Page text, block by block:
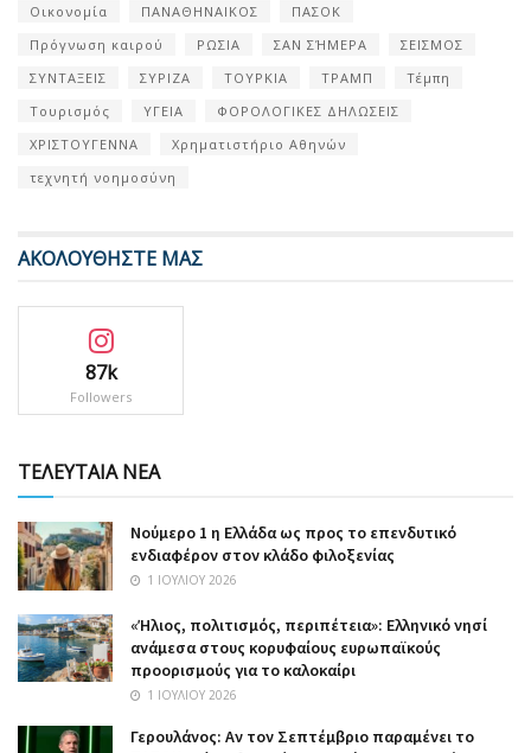
Οικονομία
ΠΑΝΑΘΗΝΑΙΚΟΣ
ΠΑΣΟΚ
Πρόγνωση καιρού
ΡΩΣΙΑ ΣΑΝ ΣΉΜΕΡΑ
ΣΕΙΣΜΟΣ
ΣΥΝΤΑΞΕΙΣ
ΣΥΡΙΖΑ ΤΟΥΡΚΙΑ ΤΡΑΜΠ
Τέμπη
Τουρισμός
ΥΓΕΙΑ
ΦΟΡΟΛΟΓΙΚΕΣ ΔΗΛΩΣΕΙΣ
ΧΡΙΣΤΟΥΓΕΝΝΑ
Χρηματιστήριο Αθηνών
τεχνητή νοημοσύνη
ΑΚΟΛΟΥΘΗΣΤΕ ΜΑΣ
87k
Followers
ΤΕΛΕΥΤΑΙΑ ΝΕΑ
Nούμερο 1 η Ελλάδα ως προς το επενδυτικό
ενδιαφέρον στον κλάδο φιλοξενίας
1 ΙΟΥΛΊΟΥ 2026
«Ήλιος, πολιτισμός, περιπέτεια»: Ελληνικό νησί
ανάμεσα στους κορυφαίους ευρωπαϊκούς
προορισμούς για το καλοκαίρι
1 ΙΟΥΛΊΟΥ 2026
Γερουλάνος: Αν τον Σεπτέμβριο παραμένει το